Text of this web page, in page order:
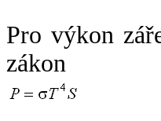
Pro výkon
zákon